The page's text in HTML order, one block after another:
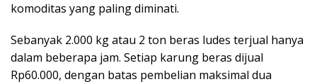
komoditas yang paling diminati.
Sebanyak 2.000 kg atau 2 ton beras ludes terjual hanya
dalam beberapa jam. Setiap karung beras dijual
Rp60.000, dengan batas pembelian maksimal dua